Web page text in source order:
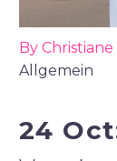
By
Allgemein
24